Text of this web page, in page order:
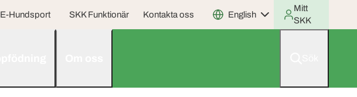
E-Hundsport SKK Funktionär Kontakta oss English
Mitt
SKK